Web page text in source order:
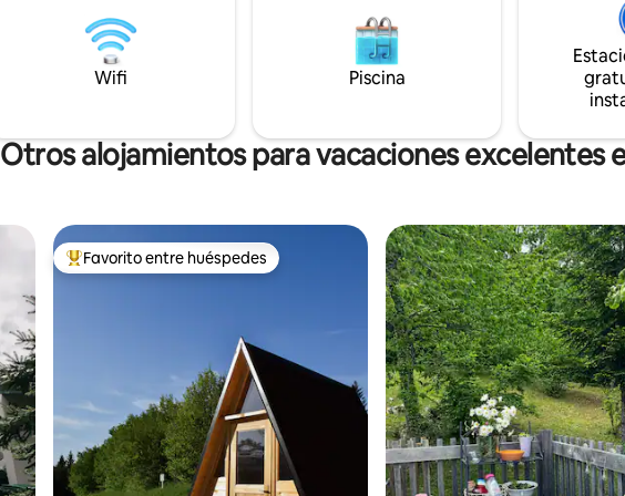
las actividades al aire libre. ¡Claro! El
impuesto turístico no está incluido y se
puede organizar con nosotros (en
inolvidables. ¡Resérvalo ahora
mejor escapada!
Wifi Piscina
Otros alojamientos para vacaciones excelentes
Favorito entre huéspedes preferido
Favorito entre huéspedes